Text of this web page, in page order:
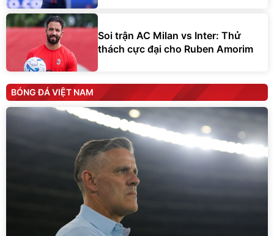
Soi trận AC Milan vs Inter: Thử
thách cực đại cho Ruben Amorim
BÓNG ĐÁ VIỆT NAM